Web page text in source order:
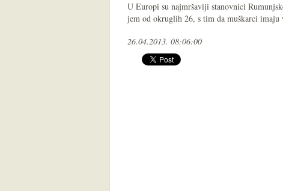
U Europi su najmršaviji stanovnici
jem od okruglih 26, s tim da muškarci
26.04.2013. 08:06:00